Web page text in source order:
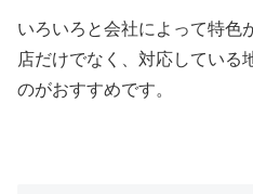
いろいろと会社によって特色
店だけでなく、対応している
のがおすすめです。